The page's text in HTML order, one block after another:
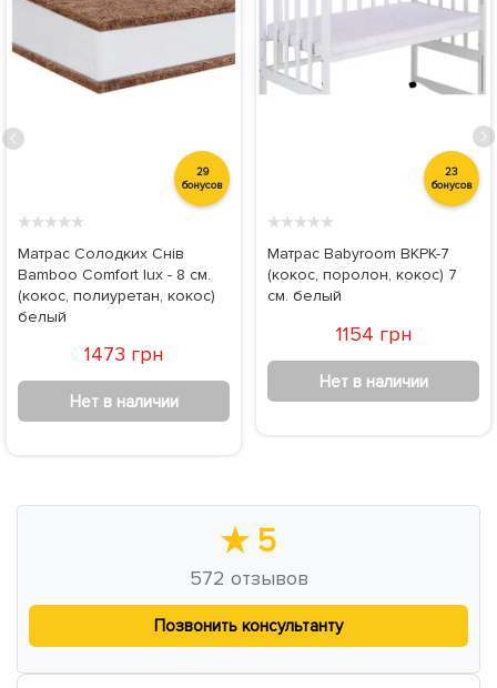
29
бонусов
★★★★★
Матрас Солодких Снів
Bamboo Comfort lux - 8 см.
(кокос, полиуретан, кокос)
белый
1473 грн
Нет в наличии
23
бонусов
★★★★★
Матрас Babyroom BKPK-7
(кокос, поролон, кокос) 7
см. белый
1154 грн
Нет в наличии
★ 5
572 отзывов
Позвонить консультанту